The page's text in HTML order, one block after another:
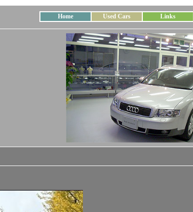
Home Used Cars Links